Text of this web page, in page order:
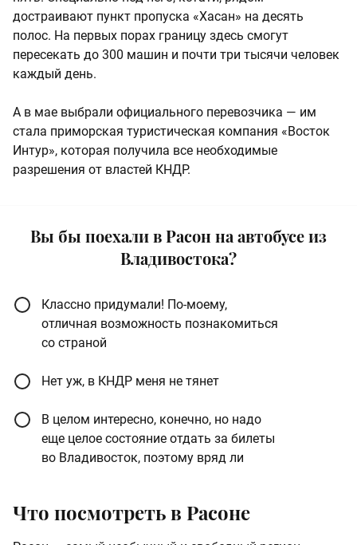
достраивают пункт пропуска «Хасан» на десять
полос. На первых порах границу здесь смогут
пересекать до 300 машин и почти три тысячи человек
каждый день.
А в мае выбрали официального перевозчика — им
стала приморская туристическая компания «Восток
Интур», которая получила все необходимые
разрешения от властей КНДР.
Вы бы поехали в Расон на автобусе из
Владивостока?
Классно придумали! По-моему,
отличная возможность познакомиться
со страной
Нет уж, в КНДР меня не тянет
В целом интересно, конечно, но надо
еще целое состояние отдать за билеты
во Владивосток, поэтому вряд ли
Что посмотреть в Расоне